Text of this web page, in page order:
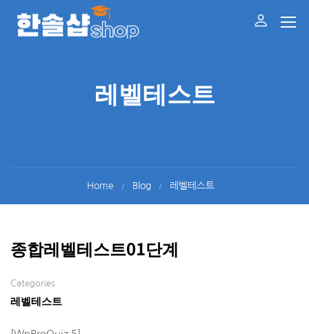
레벨테스트
Home Blog 레벨테스트
종합레벨테스트01단계
Categories
레벨테스트